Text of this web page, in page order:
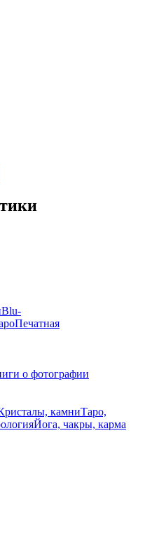
Blu-
Печатная
о фотографии
камниТаро,
Йога, чакры, карма